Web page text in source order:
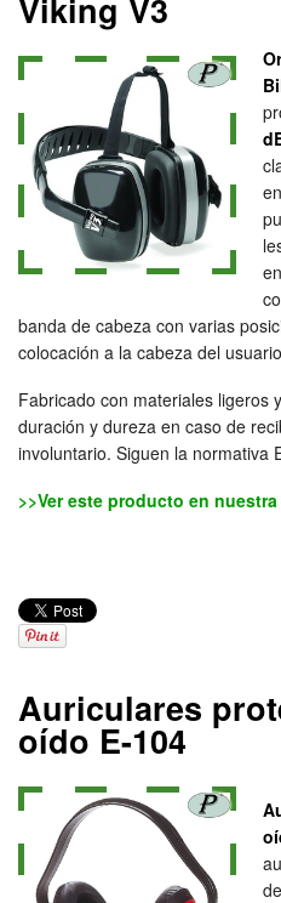
Viking V3
banda de cabeza con varias
colocación a la cabeza del
Fabricado con materiales ligeros
duración y dureza en caso de
involuntario. Siguen la normativa
>>Ver este producto en
Auriculares
oído E-104